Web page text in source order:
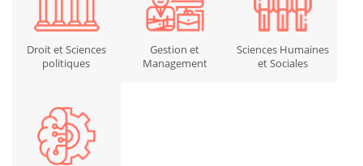
Droit et Sciences
politiques
Gestion et
Management
Sciences Humaines
et Sociales